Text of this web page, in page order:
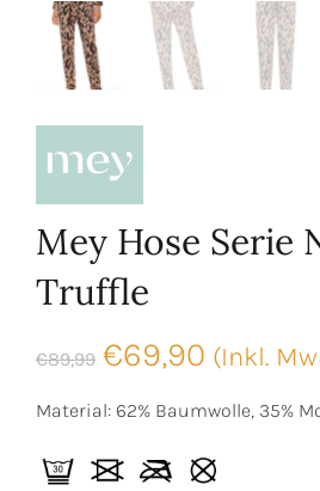
Mey Hose Serie
Truffle
€89,99
Preis
war:
€69,90
Preis
ist:
(Inkl.
Material: 62% Baumwolle, 35%